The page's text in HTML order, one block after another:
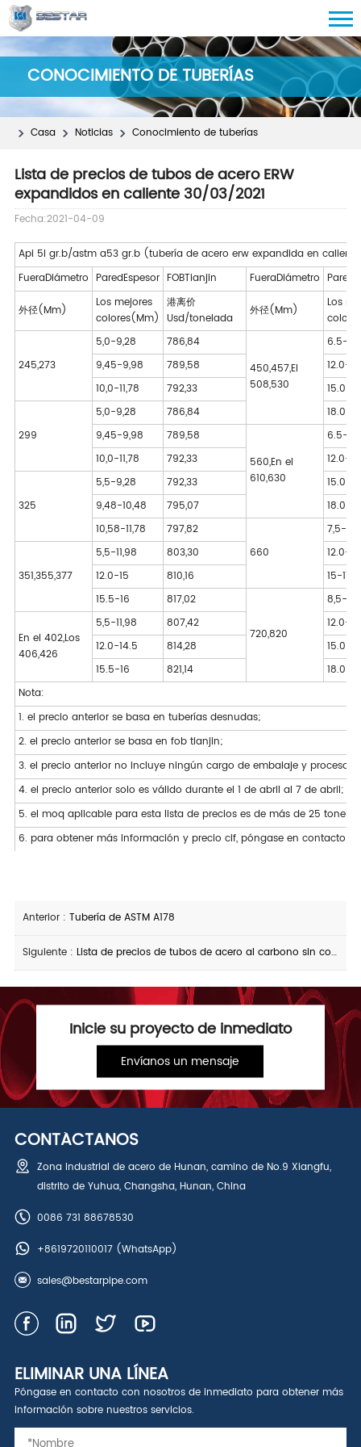
CONOCIMIENTO DE TUBERÍAS
Casa Noticias Conocimiento de tuberías
Lista de precios de tubos de acero ERW
expandidos en caliente 30/03/2021
Fecha:2021-04-09
Api 5l gr.b/astm a53 gr.b (tubería de acero erw expandida en
FueraDiámetro ParedEspesor FOBTianjin FueraDiámetro Pared
外径(Mm)
Los mejores
colores(Mm)
港离价
Usd/tonelada
外径(Mm)
Los
colores
245,273
5,0-9,28
786,84
450,457,El
508,530
6.5-
9,45-9,98
789,58
12.0-
10,0-11,78
792,33 15.0-
299
5,0-9,28 786,84
18.0-
9,45-9,98
789,58
560,En el
610,630
6.5-
10,0-11,78
792,33 12.0-
325
5,5-9,28 792,33
15.0-
9,48-10,48
795,07
18.0-
10,58-11,78
797,82
660
7,5-
351,355,377
5,5-11,98 803,30
12.0-
12.0-15
810,16
15-17,8
15.5-16
817,02
720,820
8,5-
En el 402,Los
406,426
5,5-11,98 807,42
12.0-
12.0-14.5
814,28
15.0-
15.5-16
821,14
18.0-
Nota:
1. el precio anterior se basa en tuberías desnudas;
2. el precio anterior se basa en fob tianjin;
3. el precio anterior no incluye ningún cargo de embalaje y
4. el precio anterior solo es válido durante el 1 de abril al 7 de abril;
5. el moq aplicable para esta lista de precios es de más de 25
6. para obtener más información y precio cif, póngase en contacto
Anterior : Tubería de ASTM A178
Siguiente : Lista de precios de tubos de acero al carbono sin costura 30/03/2021
Inicie su proyecto de inmediato
Envíanos un mensaje
CONTÁCTANOS
Zona industrial de acero de Hunan, camino de No.9 Xiangfu,
distrito de Yuhua, Changsha, Hunan, China
0086 731 88678530
+8619720110017(WhatsApp)
sales@bestarpipe.com
ELIMINAR UNA LÍNEA
Póngase en contacto con nosotros de inmediato para obtener más
información sobre nuestros servicios.